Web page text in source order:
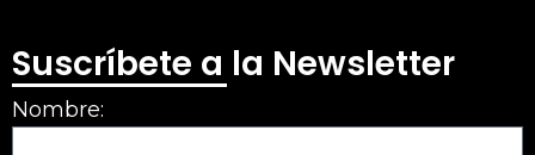
Suscríbete a la Newsletter
Nombre: